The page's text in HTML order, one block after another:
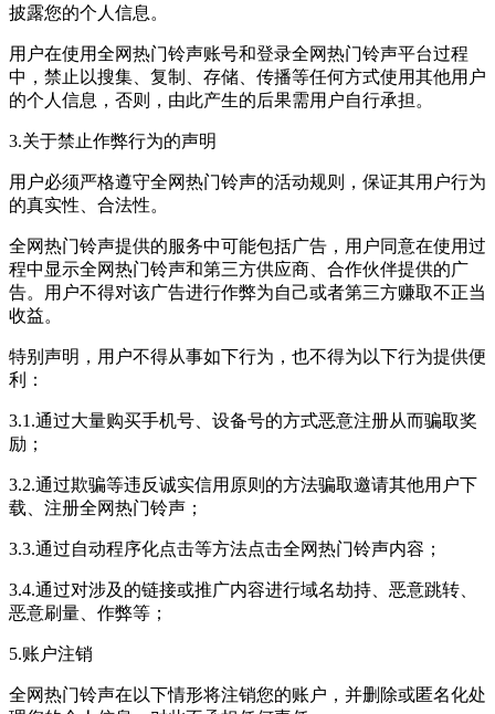
披露您的个人信息。
用户在使用全网热门铃声账号和登录全网热门铃声平台过程
中，禁止以搜集、复制、存储、传播等任何方式使用其他用户
的个人信息，否则，由此产生的后果需用户自行承担。
3.关于禁止作弊行为的声明
用户必须严格遵守全网热门铃声的活动规则，保证其用户行为
的真实性、合法性。
全网热门铃声提供的服务中可能包括广告，用户同意在使用过
程中显示全网热门铃声和第三方供应商、合作伙伴提供的广
告。用户不得对该广告进行作弊为自己或者第三方赚取不正当
收益。
特别声明，用户不得从事如下行为，也不得为以下行为提供便
利：
3.1.通过大量购买手机号、设备号的方式恶意注册从而骗取奖
励；
3.2.通过欺骗等违反诚实信用原则的方法骗取邀请其他用户下
载、注册全网热门铃声；
3.3.通过自动程序化点击等方法点击全网热门铃声内容；
3.4.通过对涉及的链接或推广内容进行域名劫持、恶意跳转、
恶意刷量、作弊等；
5.账户注销
全网热门铃声在以下情形将注销您的账户，并删除或匿名化处